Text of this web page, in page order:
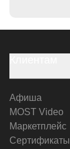
Афиша
MOST Video
Маркетплейс
Сертификаты